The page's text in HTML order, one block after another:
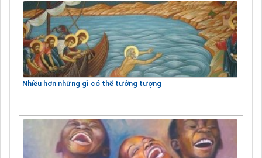
Nhiều hơn những gì có thể tưởng tượng